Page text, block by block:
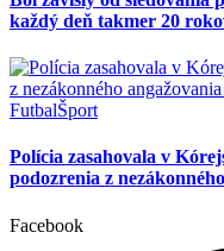
každý deň takmer 20
FutbalŠport
Polícia zasahovala v
podozrenia z
Facebook